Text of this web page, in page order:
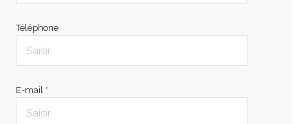
Téléphone
E-mail *